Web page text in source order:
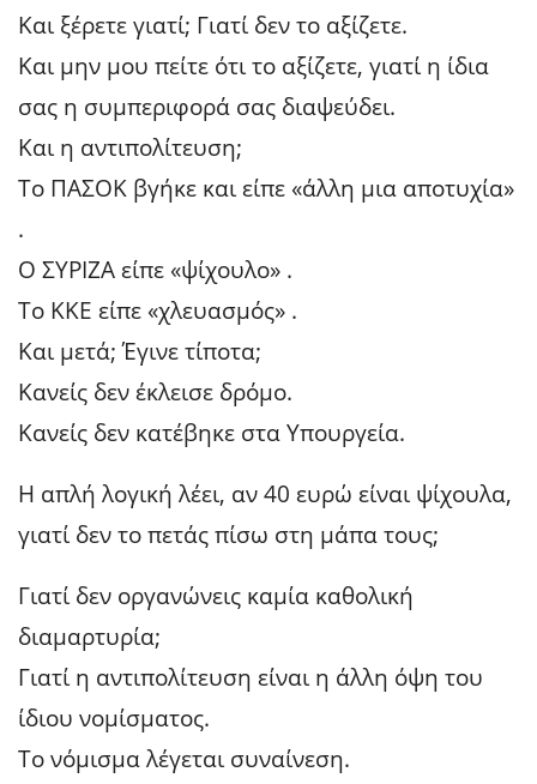
Και ξέρετε γιατί; Γιατί δεν το αξίζετε.
Και μην μου πείτε ότι το αξίζετε, γιατί η ίδια
σας η συμπεριφορά σας διαψεύδει.
Και η αντιπολίτευση;
Το ΠΑΣΟΚ βγήκε και είπε «άλλη μια αποτυχία»
.
Ο ΣΥΡΙΖΑ είπε «ψίχουλο» .
Το ΚΚΕ είπε «χλευασμός» .
Και μετά; Έγινε τίποτα;
Κανείς δεν έκλεισε δρόμο.
Κανείς δεν κατέβηκε στα Υπουργεία.
Η απλή λογική λέει, αν 40 ευρώ είναι ψίχουλα,
γιατί δεν το πετάς πίσω στη μάπα τους;
Γιατί δεν οργανώνεις καμία καθολική
διαμαρτυρία;
Γιατί η αντιπολίτευση είναι η άλλη όψη του
ίδιου νομίσματος.
Το νόμισμα λέγεται συναίνεση.